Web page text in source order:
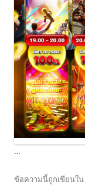
…
ข้อความนี้ถูกเขียนใน